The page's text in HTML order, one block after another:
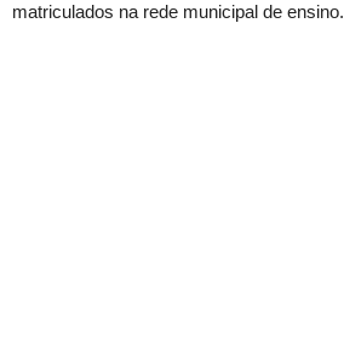
matriculados na rede municipal de ensino.